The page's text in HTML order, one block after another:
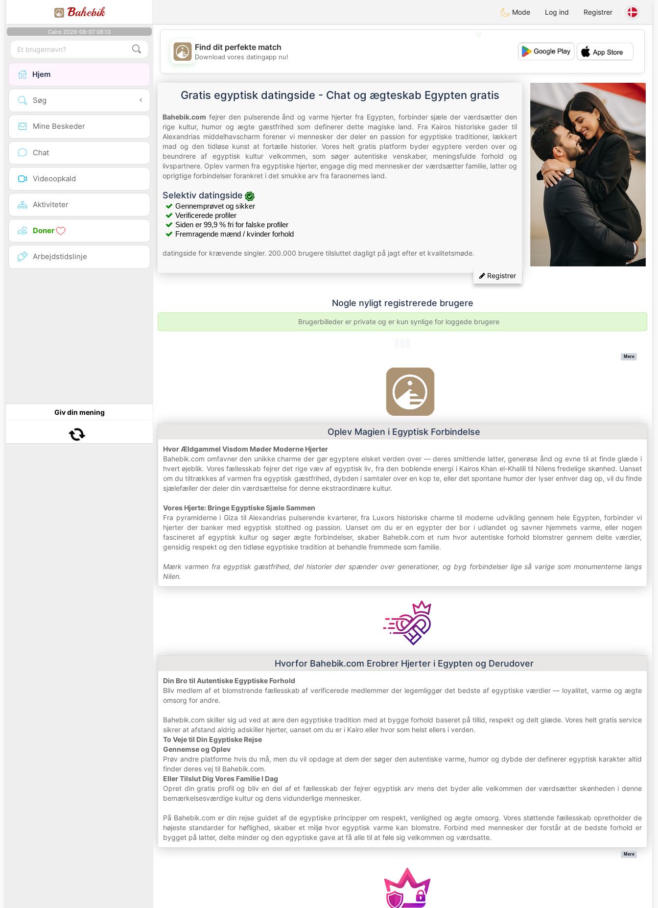
Bahebik Mode Log ind Registrer
Cairo 2026-08-07 08:13
Hjem
Søg
Mine Beskeder
Chat
Videoopkald
Aktiviteter
Doner
Arbejdstidslinje
Giv din mening
💖
💕
Find dit perfekte match
Download vores datingapp nu!
Gratis egyptisk datingside - Chat og ægteskab Egypten gratis
Bahebik.com fejrer den pulserende ånd og varme hjerter fra Egypten, forbinder sjæle der værdsætter den
rige kultur, humor og ægte gæstfrihed som definerer dette magiske land. Fra Kairos historiske gader til
Alexandrias middelhavscharm forener vi mennesker der deler en passion for egyptiske traditioner, lækkert
mad og den tidløse kunst at fortælle historier. Vores helt gratis platform byder egyptere verden over og
beundrere af egyptisk kultur velkommen, som søger autentiske venskaber, meningsfulde forhold og
livspartnere. Oplev varmen fra egyptiske hjerter, engage dig med mennesker der værdsætter familie, latter og
oprigtige forbindelser forankret i det smukke arv fra faraonernes land.
Selektiv datingside
Gennemprøvet og sikker
Verificerede profiler
Siden er 99,9 % fri for falske profiler
Fremragende mænd / kvinder forhold
datingside for krævende singler. 200.000 brugere tilsluttet dagligt på jagt efter et kvalitetsmøde.
Registrer
Nogle nyligt registrerede brugere
Brugerbilleder er private og er kun synlige for loggede brugere
Mere
Oplev Magien i Egyptisk Forbindelse
Hvor Ældgammel Visdom Møder Moderne Hjerter
Bahebik.com omfavner den unikke charme der gør egyptere elsket verden over — deres smittende latter, generøse ånd og evne til at finde glæde i
hvert øjeblik. Vores fællesskab fejrer det rige væv af egyptisk liv, fra den boblende energi i Kairos Khan el-Khalili til Nilens fredelige skønhed. Uanset
om du tiltrækkes af varmen fra egyptisk gæstfrihed, dybden i samtaler over en kop te, eller det spontane humor der lyser enhver dag op, vil du finde
sjælefæller der deler din værdsættelse for denne ekstraordinære kultur.
Vores Hjerte: Bringe Egyptiske Sjæle Sammen
Fra pyramiderne i Giza til Alexandrias pulserende kvarterer, fra Luxors historiske charme til moderne udvikling gennem hele Egypten, forbinder vi
hjerter der banker med egyptisk stolthed og passion. Uanset om du er en egypter der bor i udlandet og savner hjemmets varme, eller nogen
fascineret af egyptisk kultur og søger ægte forbindelser, skaber Bahebik.com et rum hvor autentiske forhold blomstrer gennem delte værdier,
gensidig respekt og den tidløse egyptiske tradition at behandle fremmede som familie.
Mærk varmen fra egyptisk gæstfrihed, del historier der spænder over generationer, og byg forbindelser lige så varige som monumenterne langs
Nilen.
Hvorfor Bahebik.com Erobrer Hjerter i Egypten og Derudover
Din Bro til Autentiske Egyptiske Forhold
Bliv medlem af et blomstrende fællesskab af verificerede medlemmer der legemliggør det bedste af egyptiske værdier — loyalitet, varme og ægte
omsorg for andre.
Bahebik.com skiller sig ud ved at ære den egyptiske tradition med at bygge forhold baseret på tillid, respekt og delt glæde. Vores helt gratis service
sikrer at afstand aldrig adskiller hjerter, uanset om du er i Kairo eller hvor som helst ellers i verden.
To Veje til Din Egyptiske Rejse
Gennemse og Oplev
Prøv andre platforme hvis du må, men du vil opdage at dem der søger den autentiske varme, humor og dybde der definerer egyptisk karakter altid
finder deres vej til Bahebik.com.
Eller Tilslut Dig Vores Familie I Dag
Opret din gratis profil og bliv en del af et fællesskab der fejrer egyptisk arv mens det byder alle velkommen der værdsætter skønheden i denne
bemærkelsesværdige kultur og dens vidunderlige mennesker.
På Bahebik.com er din rejse guidet af de egyptiske principper om respekt, venlighed og ægte omsorg. Vores støttende fællesskab opretholder de
højeste standarder for høflighed, skaber et miljø hvor egyptisk varme kan blomstre. Forbind med mennesker der forstår at de bedste forhold er
bygget på latter, delte minder og den egyptiske gave at få alle til at føle sig velkommen og værdsatte.
Mere